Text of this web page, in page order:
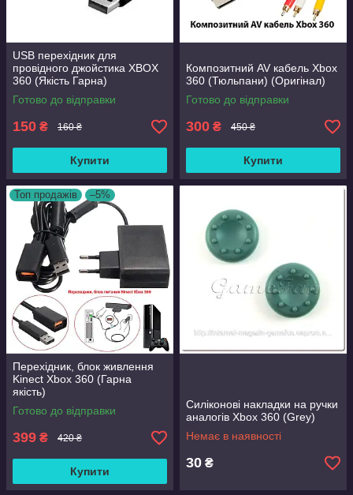
USB перехідник для
провідного джойстика XBOX
360 (Якість Гарна)
Готово до відправки
150 ₴ 160 ₴
Купити
Композитний AV кабель Xbox
360 (Тюльпани) (Оригінал)
Готово до відправки
300 ₴ 450 ₴
Купити
Топ продажів –5%
Перехідник, блок живлення
Kinect Xbox 360 (Гарна
якість)
Готово до відправки
399 ₴ 420 ₴
Купити
Силіконові накладки на ручки
аналогів Xbox 360 (Grey)
Немає в наявності
30 ₴